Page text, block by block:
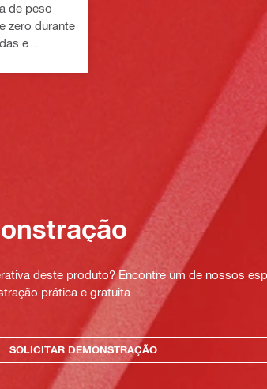
de peso
zero durante
e
deste produto? Encontre um de nossos
prática e gratuita.
SOLICITAR DEMONSTRAÇÃO